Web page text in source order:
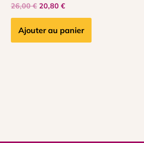
26,00€ 20,80 €
Ajouter au panier